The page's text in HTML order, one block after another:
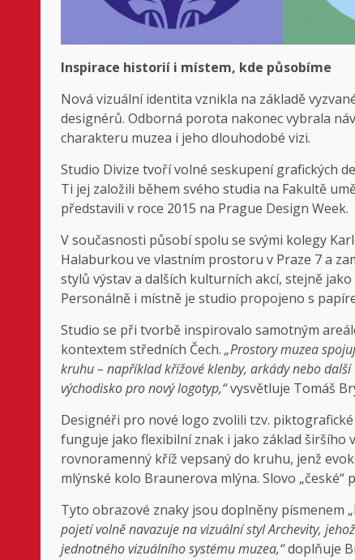
Inspirace historií i místem, kde působíme
Nová vizuální identita vznikla na základě
designérů. Odborná porota nakonec vybrala
charakteru muzea i jeho dlouhodobé vizi.
Studio Divize tvoří volné seskupení grafických
Ti jej založili během svého studia na Fakultě
představili v roce 2015 na Prague Design Week.
V současnosti působí spolu se svými kolegy
Halaburkou ve vlastním prostoru v Praze 7 a
stylů výstav a dalších kulturních akcí, stejně
Personálně i místně je studio propojeno s
Studio se při tvorbě inspirovalo samotným
kontextem středních Čech. „Prostory muzea
kruhu – například křížové klenby, arkády nebo
východisko pro nový logotyp,“vysvětluje Tomáš
Designéři pro nové logo zvolili tzv.
funguje jako flexibilní znak i jako základ širšího
rovnoramenný kříž vepsaný do kruhu, jenž
mlýnské kolo Braunerova mlýna. Slovo „české“
Tyto obrazové znaky jsou doplněny písmenem
pojetí volně navazuje na vizuální styl Archevity,
jednotného vizuálního systému muzea,“doplňuje